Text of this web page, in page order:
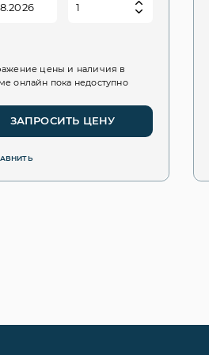
цены и наличия в
онлайн пока недоступно
ЗАПРОСИТЬ ЦЕНУ